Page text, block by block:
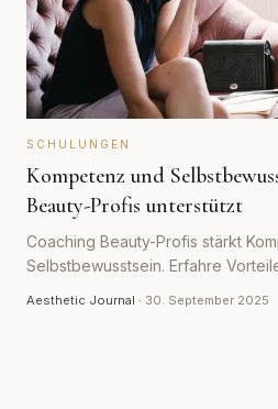
SCHULUNGEN
Kompetenz und
Beauty-Profis unterstützt
Coaching Beauty-Profis stärkt
Selbstbewusstsein. Erfahre
Aesthetic Journal · 30. September 2025